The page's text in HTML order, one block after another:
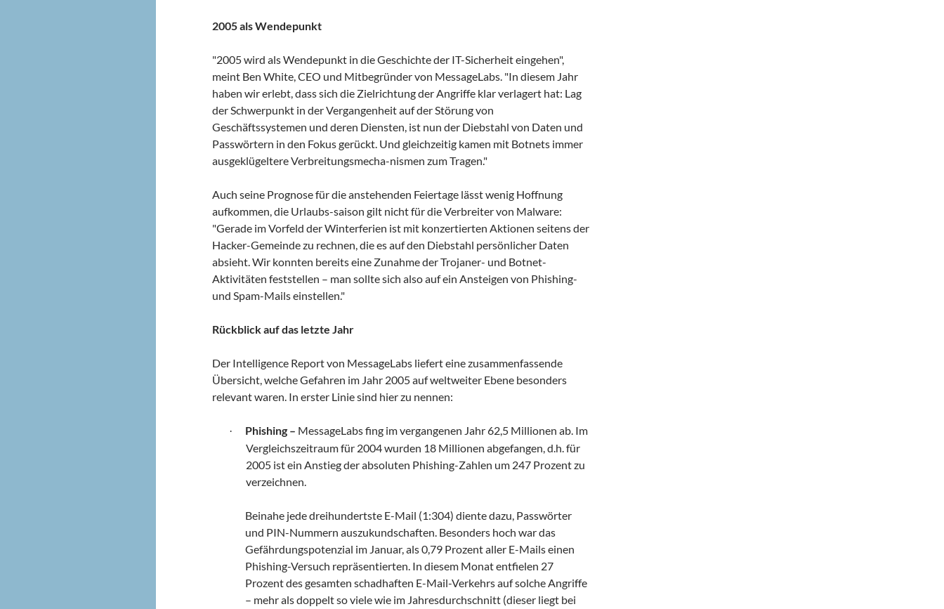
2005 als Wendepunkt
"2005 wird als Wendepunkt in die Geschichte der IT-Sicherheit eingehen",
meint Ben White, CEO und Mitbegründer von MessageLabs. "In diesem Jahr
haben wir erlebt, dass sich die Zielrichtung der Angriffe klar verlagert hat: Lag
der Schwerpunkt in der Vergangenheit auf der Störung von
Geschäftssystemen und deren Diensten, ist nun der Diebstahl von Daten und
Passwörtern in den Fokus gerückt. Und gleichzeitig kamen mit Botnets immer
ausgeklügeltere Verbreitungsmecha-nismen zum Tragen."
Auch seine Prognose für die anstehenden Feiertage lässt wenig Hoffnung
aufkommen, die Urlaubs-saison gilt nicht für die Verbreiter von Malware:
"Gerade im Vorfeld der Winterferien ist mit konzertierten Aktionen seitens der
Hacker-Gemeinde zu rechnen, die es auf den Diebstahl persönlicher Daten
absieht. Wir konnten bereits eine Zunahme der Trojaner- und Botnet-
Aktivitäten feststellen – man sollte sich also auf ein Ansteigen von Phishing-
und Spam-Mails einstellen."
Rückblick auf das letzte Jahr
Der Intelligence Report von MessageLabs liefert eine zusammenfassende
Übersicht, welche Gefahren im Jahr 2005 auf weltweiter Ebene besonders
relevant waren. In erster Linie sind hier zu nennen:
· Phishing – MessageLabs fing im vergangenen Jahr 62,5 Millionen ab. Im
Vergleichszeitraum für 2004 wurden 18 Millionen abgefangen, d.h. für
2005 ist ein Anstieg der absoluten Phishing-Zahlen um 247 Prozent zu
verzeichnen.
Beinahe jede dreihundertste E-Mail (1:304) diente dazu, Passwörter
und PIN-Nummern auszukundschaften. Besonders hoch war das
Gefährdungspotenzial im Januar, als 0,79 Prozent aller E-Mails einen
Phishing-Versuch repräsentierten. In diesem Monat entfielen 27
Prozent des gesamten schadhaften E-Mail-Verkehrs auf solche Angriffe
– mehr als doppelt so viele wie im Jahresdurchschnitt (dieser liegt bei